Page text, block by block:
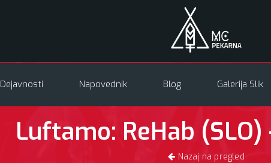
Dejavnosti Napovednik Blog Galerija Slik
Luftamo: ReHab
Nazaj na pregled